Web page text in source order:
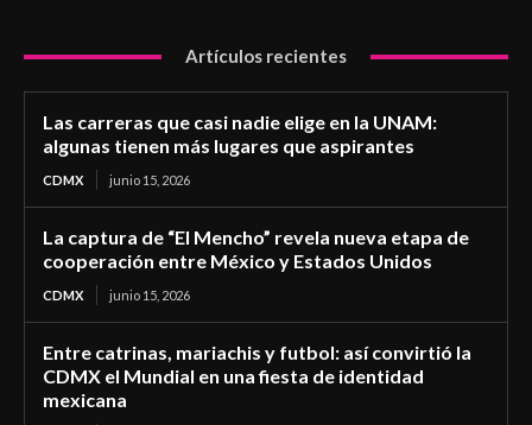
Artículos recientes
Las carreras que casi nadie elige en la UNAM:
algunas tienen más lugares que aspirantes
CDMX junio 15, 2026
La captura de “El Mencho” revela nueva etapa de
cooperación entre México y Estados Unidos
CDMX junio 15, 2026
Entre catrinas, mariachis y futbol: así convirtió la
CDMX el Mundial en una fiesta de identidad
mexicana